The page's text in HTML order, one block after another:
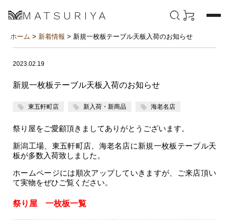
MATSURIYA
ホーム > 新着情報 > 新規一枚板テーブル天板入荷のお知らせ
2023.02.19
新規一枚板テーブル天板入荷のお知らせ
東五軒町店 新入荷・新商品 海老名店
祭り屋をご愛顧頂きましてありがとうございます。
新潟工場、東五軒町店、海老名店に新規一枚板テーブル天
板が多数入荷致しました。
ホームページには順次アップしていきますが、ご来店頂い
て実物をぜひご覧ください。
祭り屋 一枚板一覧